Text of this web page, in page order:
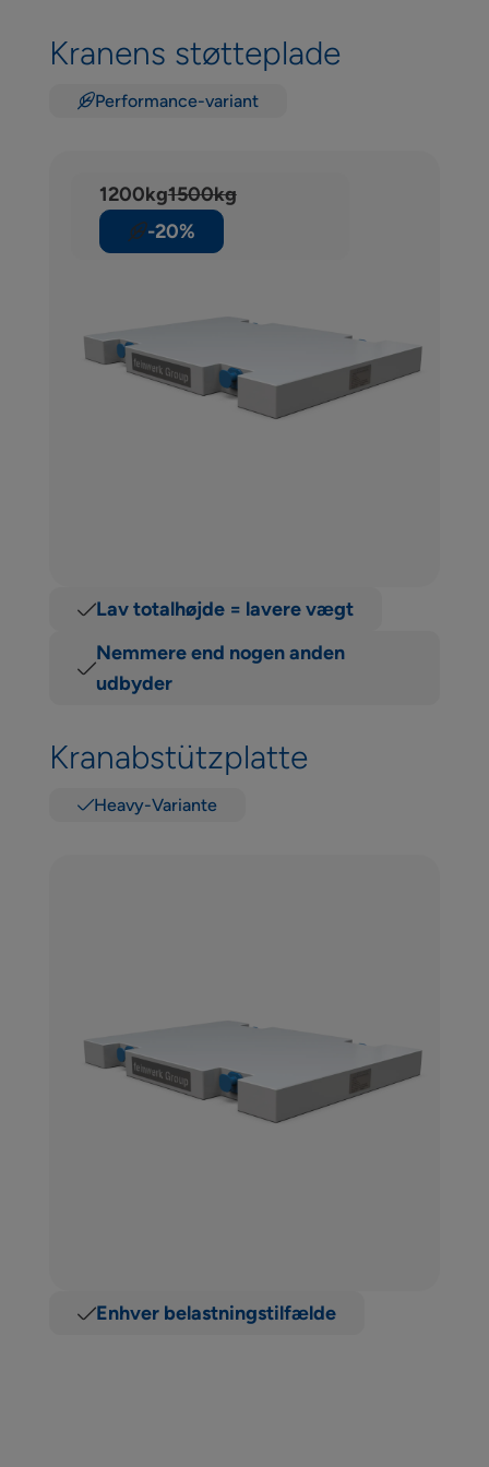
Kranens støtteplade
Performance-variant
1200kg1500kg
-20%
Lav totalhøjde = lavere vægt
Nemmere end nogen anden
udbyder
Kranabstützplatte
Heavy-Variante
Enhver belastningstilfælde